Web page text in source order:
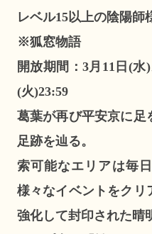
レベル15以上の陰陽師
※狐窓物語
開放期間：3月11日(水
(火)23:59
葛葉が再び平安京に足
足跡を辿る。
索可能なエリアは毎
様々なイベントをクリ
強化して封印された晴